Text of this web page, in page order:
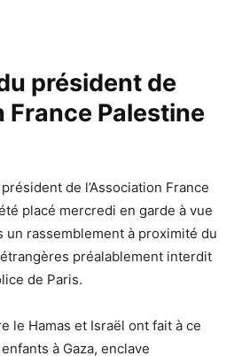
président de
France Palestine
de l’Association France
placé mercredi en garde à vue
un rassemblement à proximité du
préalablement interdit
de Paris.
le Hamas et Israël ont fait à ce
à Gaza, enclave